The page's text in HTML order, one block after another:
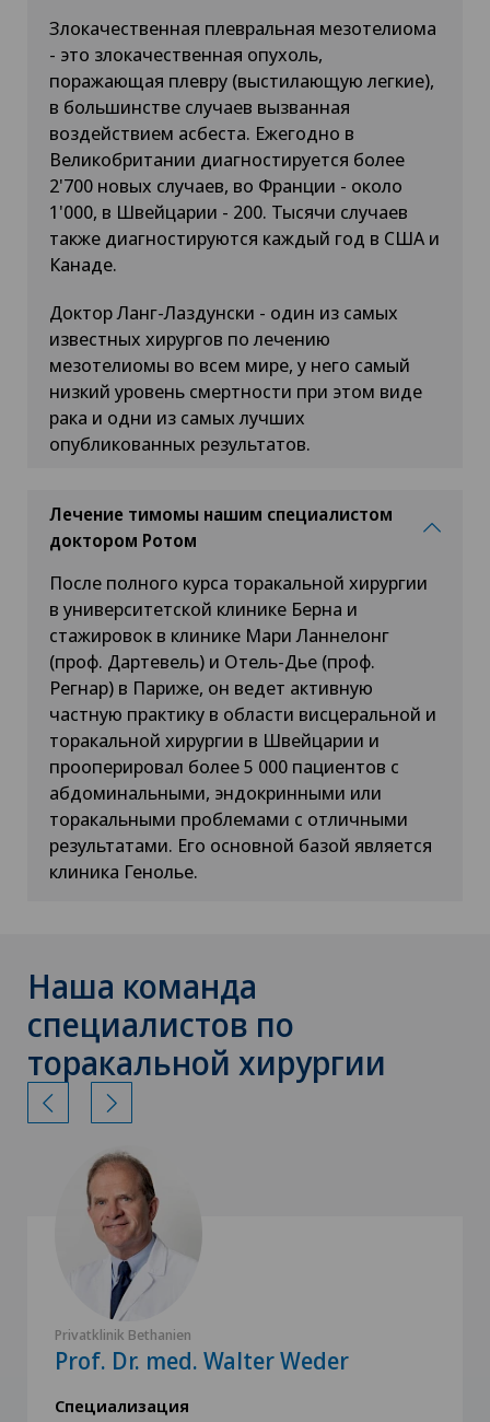
Злокачественная плевральная мезотелиома
- это злокачественная опухоль,
поражающая плевру (выстилающую легкие),
в большинстве случаев вызванная
воздействием асбеста. Ежегодно в
Великобритании диагностируется более
2'700 новых случаев, во Франции - около
1'000, в Швейцарии - 200. Тысячи случаев
также диагностируются каждый год в США и
Канаде.
Доктор Ланг-Лаздунски - один из самых
известных хирургов по лечению
мезотелиомы во всем мире, у него самый
низкий уровень смертности при этом виде
рака и одни из самых лучших
опубликованных результатов.
Лечение тимомы нашим специалистом
доктором Ротом
После полного курса торакальной хирургии
в университетской клинике Берна и
стажировок в клинике Мари Ланнелонг
(проф. Дартевель) и Отель-Дье (проф.
Регнар) в Париже, он ведет активную
частную практику в области висцеральной и
торакальной хирургии в Швейцарии и
прооперировал более 5 000 пациентов с
абдоминальными, эндокринными или
торакальными проблемами с отличными
результатами. Его основной базой является
клиника Генолье.
Наша команда
специалистов по
торакальной хирургии
Privatklinik Bethanien
Prof. Dr. med. Walter Weder
Специализация